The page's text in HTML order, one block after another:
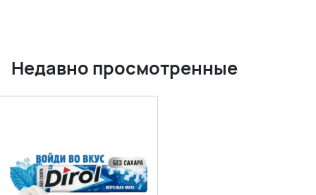
Недавно просмотренные